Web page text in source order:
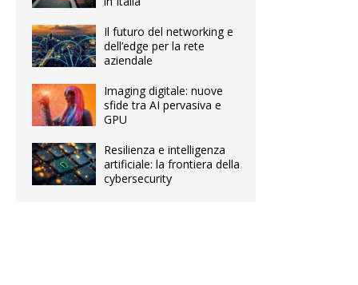
Il futuro del networking e
dell’edge per la rete
aziendale
Imaging digitale: nuove
sfide tra AI pervasiva e
GPU
Resilienza e intelligenza
artificiale: la frontiera della
cybersecurity